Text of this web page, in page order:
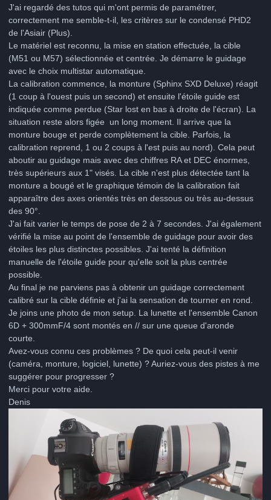
J'ai regardé des tutos qui m'ont permis de paramétrer,
correctement me semble-t-il, les critères sur le condensé PHD2
de l'Asiair (Plus).
Le matériel est reconnu, la mise en station effectuée, la cible
(M51 ou M57) sélectionnée et centrée. Je démarre le guidage
avec le choix multistar automatique.
La calibration commence, la monture (Sphinx SXD Deluxe) réagit
(1 coup à l'ouest puis un second) et ensuite l'étoile guide est
indiquée comme perdue (Star lost en bas à droite de l'écran). La
situation reste alors figée un long moment. Il arrive que la
monture bouge et perde complètement la cible. Parfois, la
calibration reprend, 1 ou 2 coups à l'est puis au nord). Cela peut
aboutir au guidage mais avec des chiffres RA et DEC énormes,
très supérieurs aux 1" visés. La cible n'est plus détectée tant la
monture a bougé et le graphique témoin de la calibration fait
apparaître des axes orientés très en dessous ou très au-dessus
des 90°.
J'ai fait varier le temps de pose de 2 à 7 secondes. J'ai également
vérifié la mise au point de l'ensemble de guidage pour avoir des
étoiles les plus distinctes possibles. J'ai tenté la définition
manuelle de l'étoile guide pour qu'elle soit la plus centrée
possible.
Au final je ne parviens pas à obtenir un guidage correctement
calibré sur la cible définie et j'ai la sensation de tourner en rond.
Je joins une photo de mon setup. La lunette et l'ensemble Canon
6D + 300mmF/4 sont montés en // sur une queue d'aronde
courte.
Avez-vous connu ces problèmes ? De quoi cela peut-il venir
(caméra, monture, logiciel, lunette) ? Auriez-vous des pistes à me
suggérer pour progresser ?
Merci pour votre aide.
Denis